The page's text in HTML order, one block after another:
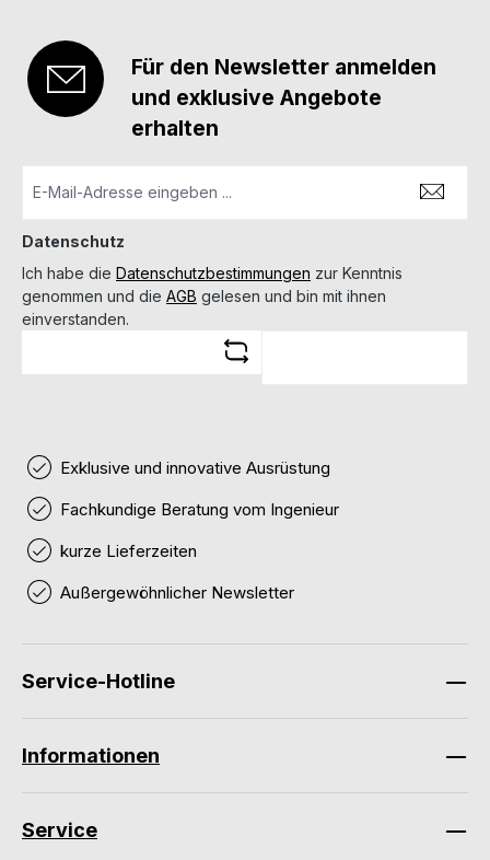
Für den Newsletter anmelden
und exklusive Angebote
erhalten
Datenschutz
Ich habe die Datenschutzbestimmungen zur Kenntnis
genommen und die AGB gelesen und bin mit ihnen
einverstanden.
Exklusive und innovative Ausrüstung
Fachkundige Beratung vom Ingenieur
kurze Lieferzeiten
Außergewöhnlicher Newsletter
Service-Hotline
Informationen
Service